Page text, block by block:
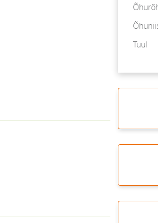
Tuul